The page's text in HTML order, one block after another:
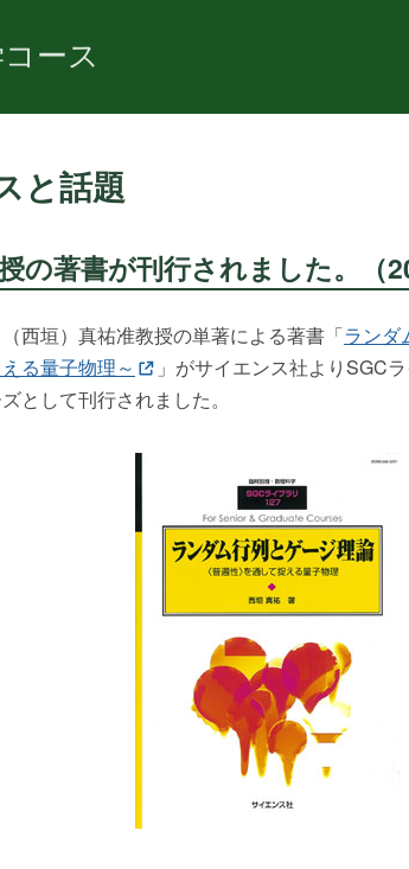
ース
と話題
の著書が刊行されました。（
西垣）真祐准教授の単著による著書「ランダ
る量子物理～
」がサイエンス社よりSGC
として刊行されました。